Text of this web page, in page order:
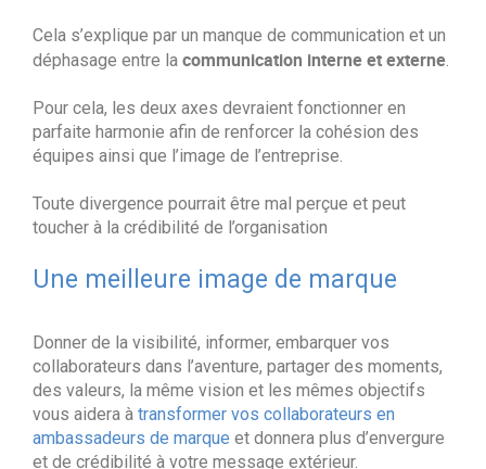
Cela s’explique par un manque de communication et un
déphasage entre la communication interne et externe.
Pour cela, les deux axes devraient fonctionner en
parfaite harmonie afin de renforcer la cohésion des
équipes ainsi que l’image de l’entreprise.
Toute divergence pourrait être mal perçue et peut
toucher à la crédibilité de l’organisation
Une meilleure image de marque
Donner de la visibilité, informer, embarquer vos
collaborateurs dans l’aventure, partager des moments,
des valeurs, la même vision et les mêmes objectifs
vous aidera à transformer vos collaborateurs en
ambassadeurs de marque et donnera plus d’envergure
et de crédibilité à votre message extérieur.